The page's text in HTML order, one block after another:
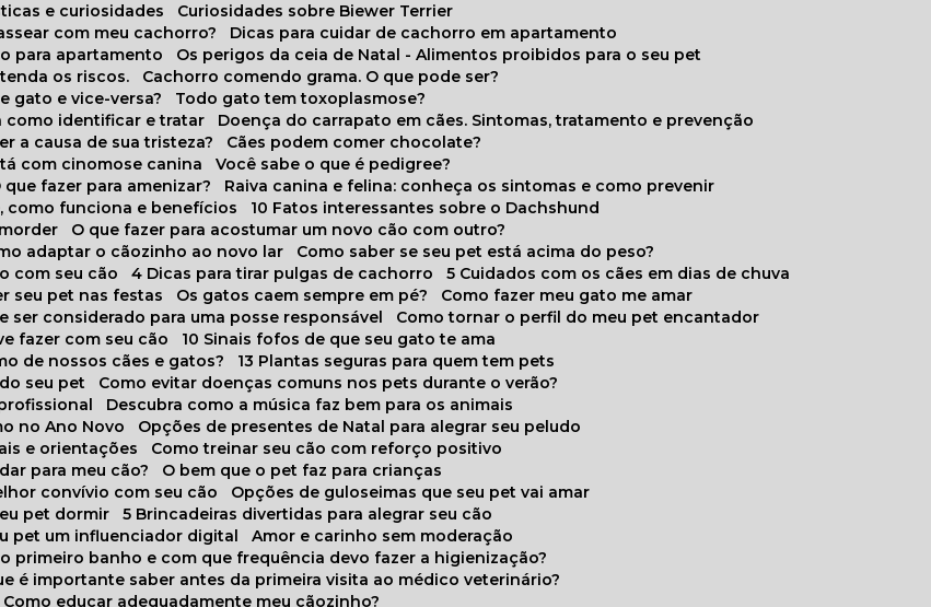
e curiosidades
Curiosidades sobre Biewer Terrier
com meu cachorro?
Dicas para cuidar de cachorro em apartamento
para apartamento
Os perigos da ceia de Natal - Alimentos proibidos para o seu pet
os riscos.
Cachorro comendo grama. O que pode ser?
gato e vice-versa?
Todo gato tem toxoplasmose?
como identificar e tratar
Doença do carrapato em cães. Sintomas, tratamento e prevenção
a causa de sua tristeza?
Cães podem comer chocolate?
com cinomose canina
Você sabe o que é pedigree?
que fazer para amenizar?
Raiva canina e felina: conheça os sintomas e como prevenir
como funciona e benefícios
10 Fatos interessantes sobre o Dachshund
O que fazer para acostumar um novo cão com outro?
adaptar o cãozinho ao novo lar
Como saber se seu pet está acima do peso?
com seu cão
4 Dicas para tirar pulgas de cachorro
5 Cuidados com os cães em dias de chuva
seu pet nas festas
Os gatos caem sempre em pé?
Como fazer meu gato me amar
ser considerado para uma posse responsável
Como tornar o perfil do meu pet encantador
fazer com seu cão
10 Sinais fofos de que seu gato te ama
de nossos cães e gatos?
13 Plantas seguras para quem tem pets
seu pet
Como evitar doenças comuns nos pets durante o verão?
Descubra como a música faz bem para os animais
no Ano Novo
Opções de presentes de Natal para alegrar seu peludo
e orientações
Como treinar seu cão com reforço positivo
para meu cão?
O bem que o pet faz para crianças
convívio com seu cão
Opções de guloseimas que seu pet vai amar
pet dormir
5 Brincadeiras divertidas para alegrar seu cão
pet um influenciador digital
Amor e carinho sem moderação
o primeiro banho e com que frequência devo fazer a higienização?
é importante saber antes da primeira visita ao médico veterinário?
Como educar adequadamente meu cãozinho?